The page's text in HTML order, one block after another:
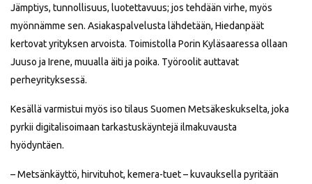
Jämptiys, tunnollisuus, luotettavuus; jos tehdään virhe, myös
myönnämme sen. Asiakaspalvelusta lähdetään, Hiedanpäät
kertovat yrityksen arvoista. Toimistolla Porin Kyläsaaressa ollaan
Juuso ja Irene, muualla äiti ja poika. Työroolit auttavat
perheyrityksessä.
Kesällä varmistui myös iso tilaus Suomen Metsäkeskukselta, joka
pyrkii digitalisoimaan tarkastuskäyntejä ilmakuvausta
hyödyntäen.
– Metsänkäyttö, hirvituhot, kemera-tuet – kuvauksella pyritään